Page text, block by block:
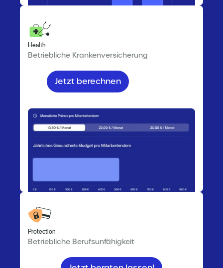
Health
Betriebliche Krankenversicherung
Jetzt berechnen
Protection
Betriebliche Berufsunfähigkeit